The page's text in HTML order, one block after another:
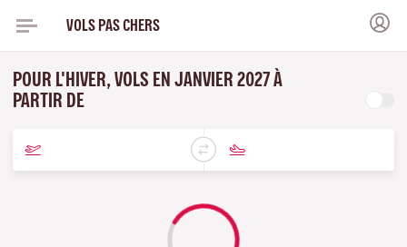
VOLS PAS CHERS
POUR L'HIVER, VOLS EN JANVIER 2027 À
PARTIR DE